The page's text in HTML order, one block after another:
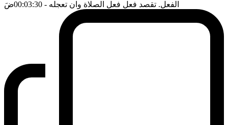
الفعل. تقصد فعل فعل الصلاة وان تعجله - 00:03:30 ضَ